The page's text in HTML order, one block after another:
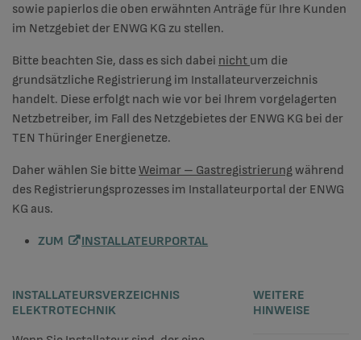
sowie papierlos die oben erwähnten Anträge für Ihre Kunden
im Netzgebiet der ENWG KG zu stellen.
Bitte beachten Sie, dass es sich dabei nicht um die
grundsätzliche Registrierung im Installateur­verzeichnis
handelt. Diese erfolgt nach wie vor bei Ihrem vorgelagerten
Netzbetreiber, im Fall des Netzgebietes der ENWG KG bei der
TEN Thüringer Energienetze.
Daher wählen Sie bitteWeimar – Gastregistrierungwährend
des Registrierungsprozesses im Installateurportal der ENWG
KG aus.
ZUM INSTALLATEURPORTAL
INSTALLATEURSVERZEICHNIS
ELEKTROTECHNIK
WEITERE
HINWEISE